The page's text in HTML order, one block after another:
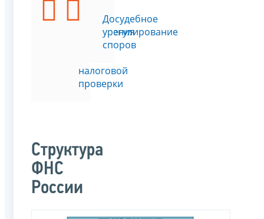
Подать
возражения
налоговой
проверки
Досудебное
урегулирование
споров
Структура
ФНС
России